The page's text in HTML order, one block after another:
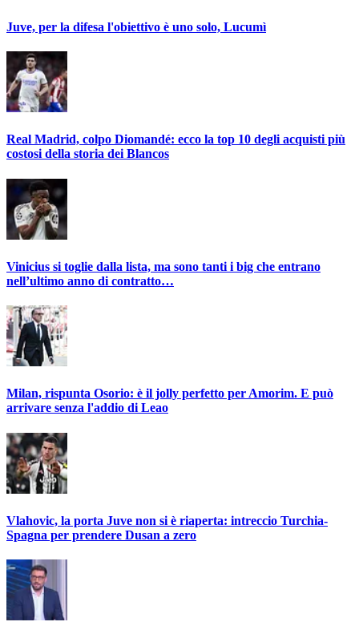
Juve, per la difesa l'obiettivo è uno solo, Lucumì
Real Madrid, colpo Diomandé: ecco la top 10 degli acquisti più
costosi della storia dei Blancos
Vinicius si toglie dalla lista, ma sono tanti i big che entrano
nell’ultimo anno di contratto…
Milan, rispunta Osorio: è il jolly perfetto per Amorim. E può
arrivare senza l'addio di Leao
Vlahovic, la porta Juve non si è riaperta: intreccio Turchia-
Spagna per prendere Dusan a zero